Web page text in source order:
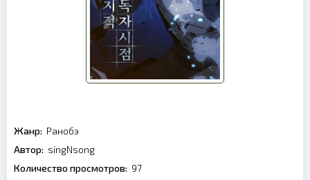
Жанр: Ранобэ
Автор: singNsong
Количество просмотров: 97